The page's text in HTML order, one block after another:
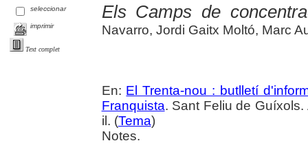
seleccionar
imprimir
Text complet
Els Camps de
Navarro, Jordi Gaitx Moltó, Marc
En: El Trenta-nou : butlletí
Franquista. Sant Feliu de
il. (Tema)
Notes.